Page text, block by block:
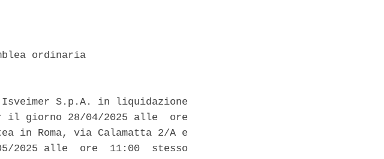
ordinaria
S.p.A. in liquidazione
il giorno 28/04/2025 alle  ore
in Roma, via Calamatta 2/A e
2025 alle  ore  11:00  stesso